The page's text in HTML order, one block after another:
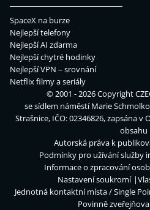
SpaceX na burze
Nejlepší telefony
Nejlepší AI zdarma
Nejlepší chytré hodinky
Nejlepší VPN – srovnání
Netflix filmy a seriály
© 2001 - 2026 Copyright
se sídlem náměstí Marie
Strašnice, IČO: 02346826, zapsána v
obsahu
Autorská práva k
Podmínky pro užívání služby
Informace o zpracování
Nastavení soukromí
Jednotná kontaktní místa / Single
Povinně